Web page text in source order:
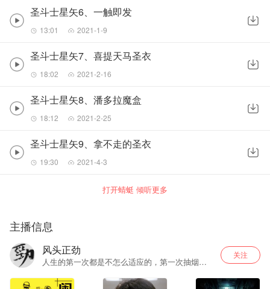
圣斗士星矢6、一触即发
13:01 2021-1-9
圣斗士星矢7、喜提天马圣衣
18:02 2021-2-16
圣斗士星矢8、潘多拉魔盒
18:12 2021-2-25
圣斗士星矢9、拿不走的圣衣
19:30 2021-4-3
打开蜻蜓 倾听更多
主播信息
风头正劲
人生的第一次都是不怎么适应的，第一次抽烟，
收听，你会爱上我的
关注